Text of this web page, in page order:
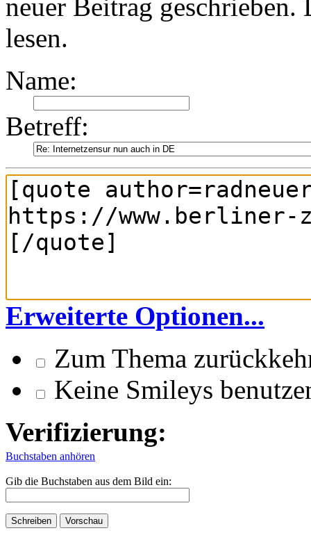
neuer Beitrag geschrieben.
lesen.
Name:
Betreff:
Erweiterte Optionen...
Zum Thema
Keine Smileys
Verifizierung:
Buchstaben anhören
Gib die Buchstaben aus dem Bild ein: